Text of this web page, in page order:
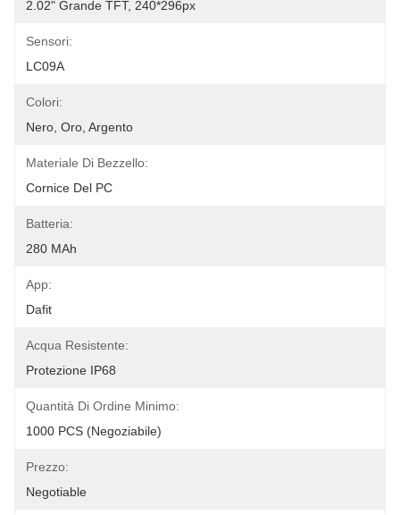
2.02" Grande TFT, 240*296px
Sensori:
LC09A
Colori:
Nero, Oro, Argento
Materiale Di Bezzello:
Cornice Del PC
Batteria:
280 MAh
App:
Dafit
Acqua Resistente:
Protezione IP68
Quantità Di Ordine Minimo:
1000 PCS (negoziabile)
Prezzo:
Negotiable